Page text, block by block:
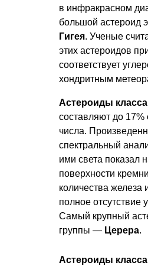
в инфракрасном
большой астероид
Гигея. Ученые
этих астероидов
соответствует
хондритным
Астероиды класса
составляют до 17%
числа.
спектральный
ими света показал
поверхности
количества
полное отсутствие
Самый крупный
группы — Церера.
Астероиды